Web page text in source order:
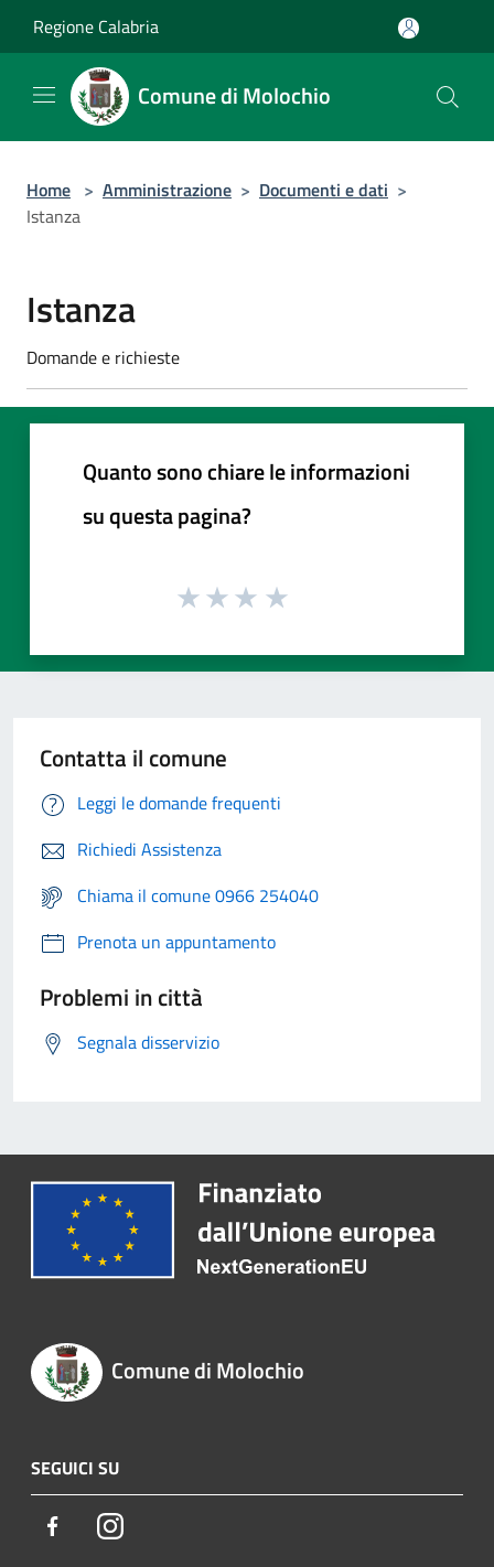
Regione Calabria
Comune di Molochio
Home > Amministrazione > Documenti e dati >
Istanza
Istanza
Domande e richieste
Quanto sono chiare le informazioni
su questa pagina?
Contatta il comune
Leggi le domande frequenti
Richiedi Assistenza
Chiama il comune 0966 254040
Prenota un appuntamento
Problemi in città
Segnala disservizio
Comune di Molochio
SEGUICI SU
FacebookInstagram